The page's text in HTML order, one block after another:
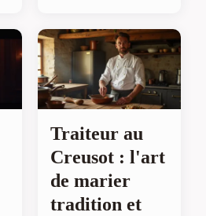
Traiteur au
Creusot : l'art
de marier
tradition et